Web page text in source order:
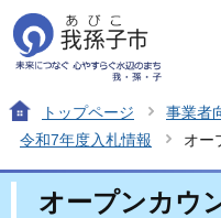
トップページ 事業者
令和7年度入札情報
オー
オープンカウ